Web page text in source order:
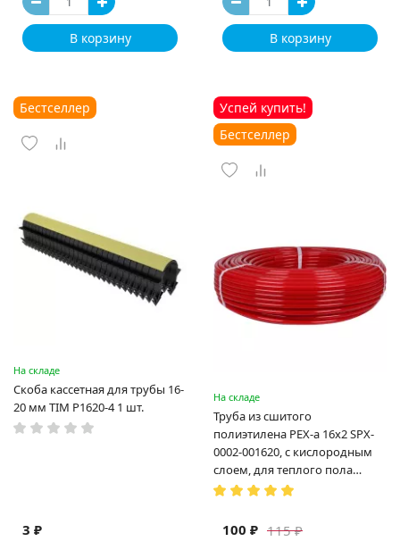
В корзину В корзину
Бестселлер
На складе
Скоба кассетная для трубы 16-
20 мм TIM P1620-4 1 шт.
3 ₽
Успей купить!
Бестселлер
На складе
Труба из сшитого
полиэтилена PEX-a 16х2 SPX-
0002-001620, с кислородным
слоем, для теплого пола
(Испания)
115 ₽
100 ₽